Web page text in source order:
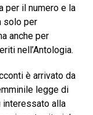
per il numero e la
solo per
anche per
nell’Antologia.
è arrivato da
legge di
interessato alla